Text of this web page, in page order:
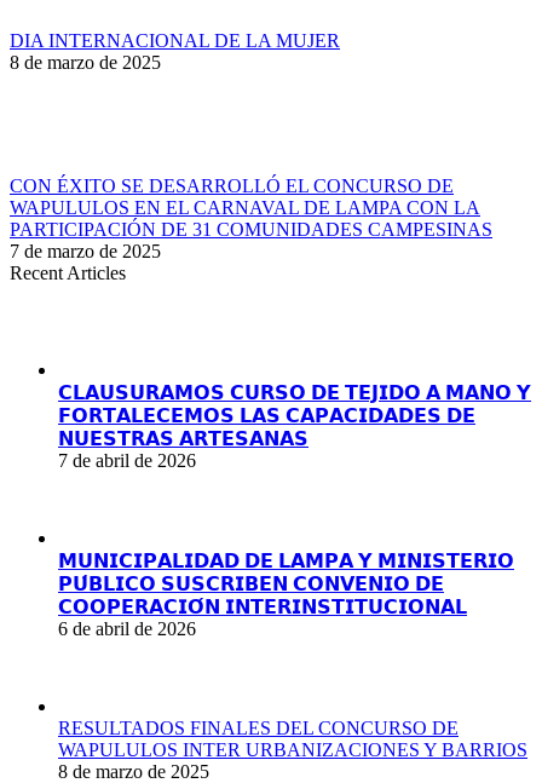
DIA INTERNACIONAL DE LA MUJER
8 de marzo de 2025
CON ÉXITO SE DESARROLLÓ EL CONCURSO DE
WAPULULOS EN EL CARNAVAL DE LAMPA CON LA
PARTICIPACIÓN DE 31 COMUNIDADES CAMPESINAS
7 de marzo de 2025
Recent Articles
𝗖𝗟𝗔𝗨𝗦𝗨𝗥𝗔𝗠𝗢𝗦 𝗖𝗨𝗥𝗦𝗢 𝗗𝗘 𝗧𝗘𝗝𝗜𝗗𝗢 𝗔 𝗠𝗔𝗡𝗢 𝗬
𝗙𝗢𝗥𝗧𝗔𝗟𝗘𝗖𝗘𝗠𝗢𝗦 𝗟𝗔𝗦 𝗖𝗔𝗣𝗔𝗖𝗜𝗗𝗔𝗗𝗘𝗦 𝗗𝗘
𝗡𝗨𝗘𝗦𝗧𝗥𝗔𝗦 𝗔𝗥𝗧𝗘𝗦𝗔𝗡𝗔𝗦
7 de abril de 2026
𝗠𝗨𝗡𝗜𝗖𝗜𝗣𝗔𝗟𝗜𝗗𝗔𝗗 𝗗𝗘 𝗟𝗔𝗠𝗣𝗔 𝗬 𝗠𝗜𝗡𝗜𝗦𝗧𝗘𝗥𝗜𝗢
𝗣𝗨́𝗕𝗟𝗜𝗖𝗢 𝗦𝗨𝗦𝗖𝗥𝗜𝗕𝗘𝗡 𝗖𝗢𝗡𝗩𝗘𝗡𝗜𝗢 𝗗𝗘
𝗖𝗢𝗢𝗣𝗘𝗥𝗔𝗖𝗜𝗢́𝗡 𝗜𝗡𝗧𝗘𝗥𝗜𝗡𝗦𝗧𝗜𝗧𝗨𝗖𝗜𝗢𝗡𝗔𝗟
6 de abril de 2026
RESULTADOS FINALES DEL CONCURSO DE
WAPULULOS INTER URBANIZACIONES Y BARRIOS
8 de marzo de 2025